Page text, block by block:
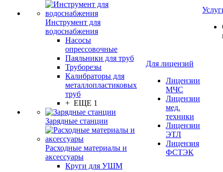
Инструмент для
водоснабжения
Насосы
опрессовочные
Паяльники для труб
Труборезы
Калибраторы для
металлопластиковых
труб
+ ЕЩЕ 1
Зарядные станции
Расходные материалы и
аксессуары
Круги для УШМ
Для лицензий
Лицензии
МЧС
Лицензии
мед.
техники
Лицензии
ЭТЛ
Лицензия
ФСТЭК